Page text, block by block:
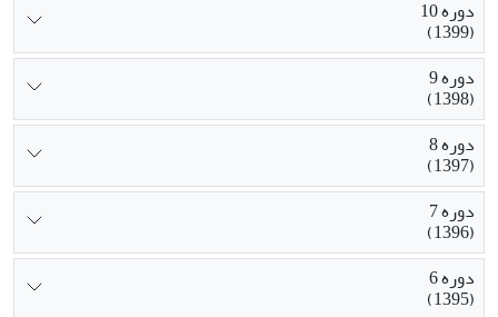
دوره 10
(1399)
دوره 9
(1398)
دوره 8
(1397)
دوره 7
(1396)
دوره 6
(1395)